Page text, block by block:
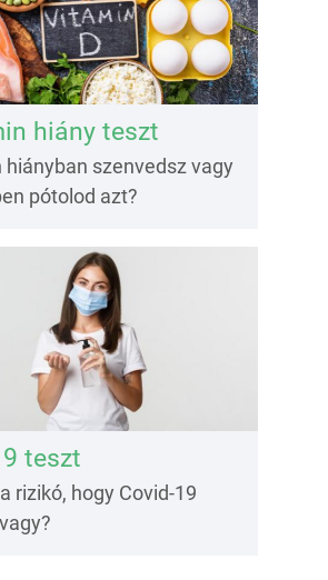
hiány teszt
hiányban szenvedsz vagy
pótolod azt?
teszt
rizikó, hogy Covid-19